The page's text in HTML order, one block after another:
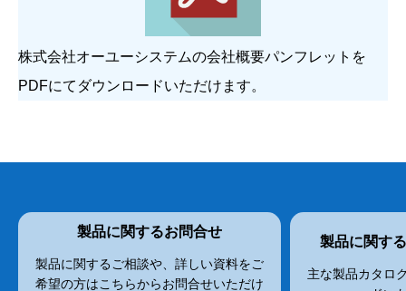
株式会社オーユーシステムの会社概要パンフレットを
PDFにてダウンロードいただけます。
製品に関するお問合せ
製品に関するご相談や、詳しい資料をご
希望の方はこちらからお問合せいただけ
製品に関す
主な製品カタロ